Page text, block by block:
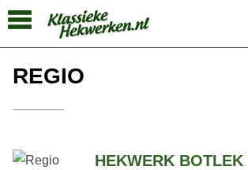
REGIO
HEKWERK BOTLEK